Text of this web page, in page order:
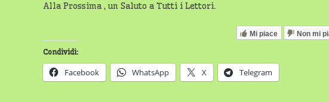
Alla Prossima , un Saluto a Tutti i Lettori.
Mi piace Non mi
Condividi:
Facebook WhatsApp X Telegram